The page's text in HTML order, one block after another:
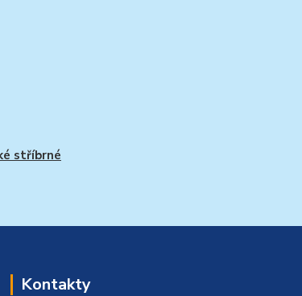
stříbrné
Kontakty